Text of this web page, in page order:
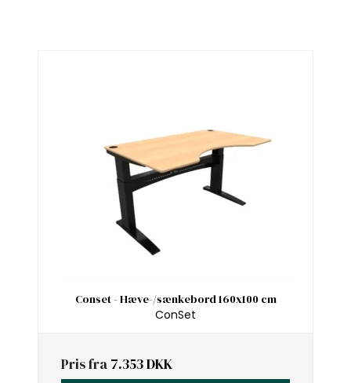
Conset - Hæve-/sænkebord 160x100 cm
ConSet
Pris fra 7.353 DKK